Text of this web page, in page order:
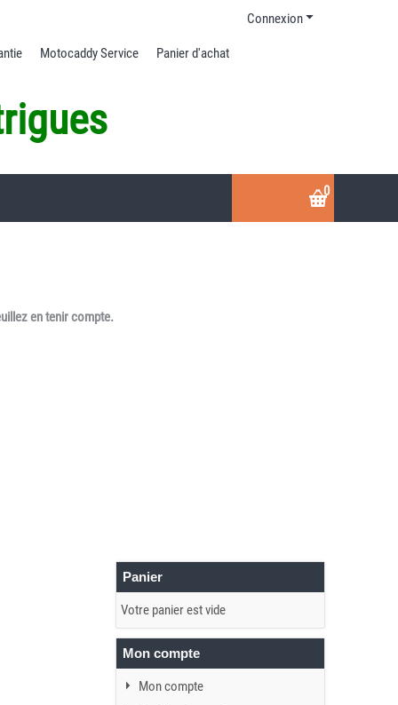
Connexion
Motocaddy Service Panier d'achat
0
en tenir compte.
Panier
Votre panier est vide
Mon compte
Mon compte